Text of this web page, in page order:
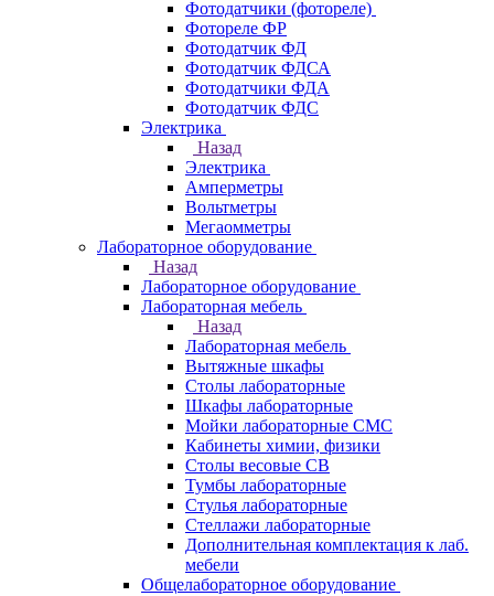
Фотодатчики (фотореле)
Фотореле ФР
Фотодатчик ФД
Фотодатчик ФДСА
Фотодатчики ФДА
Фотодатчик ФДС
Электрика
Назад
Электрика
Амперметры
Вольтметры
Мегаомметры
Лабораторное оборудование
Назад
Лабораторное оборудование
Лабораторная мебель
Назад
Лабораторная мебель
Вытяжные шкафы
Столы лабораторные
Шкафы лабораторные
Мойки лабораторные СМС
Кабинеты химии, физики
Столы весовые СВ
Тумбы лабораторные
Стулья лабораторные
Стеллажи лабораторные
Дополнительная комплектация к лаб.
мебели
Общелабораторное оборудование